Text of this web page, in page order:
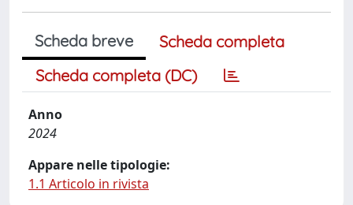
Scheda breve
Scheda completa
Scheda completa (DC)
Anno
2024
Appare nelle tipologie:
1.1 Articolo in rivista